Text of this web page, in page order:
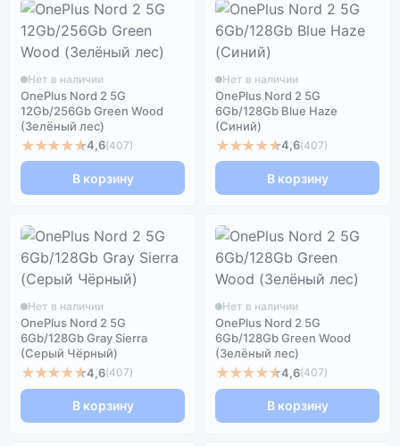
Нет в наличии
OnePlus Nord 2 5G
12Gb/256Gb Green Wood
(Зелёный лес)
★★★★★4,6(407)
В корзину
Нет в наличии
OnePlus Nord 2 5G
6Gb/128Gb Blue Haze
(Синий)
★★★★★4,6(407)
В корзину
Нет в наличии
OnePlus Nord 2 5G
6Gb/128Gb Gray Sierra
(Серый Чёрный)
★★★★★4,6(407)
В корзину
Нет в наличии
OnePlus Nord 2 5G
6Gb/128Gb Green Wood
(Зелёный лес)
★★★★★4,6(407)
В корзину